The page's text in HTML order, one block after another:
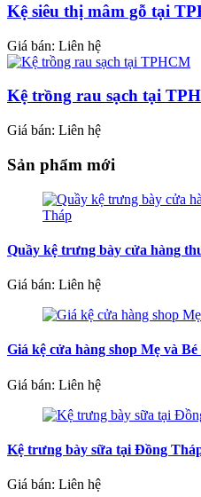
Kệ siêu thị mâm gỗ tại
Giá bán: Liên hệ
Kệ trồng rau sạch tại
Giá bán: Liên hệ
Sản phẩm mới
Quầy kệ trưng bày cửa hàng
Giá bán: Liên hệ
Giá kệ cửa hàng shop Mẹ và
Giá bán: Liên hệ
Kệ trưng bày sữa tại Đồng
Giá bán: Liên hệ